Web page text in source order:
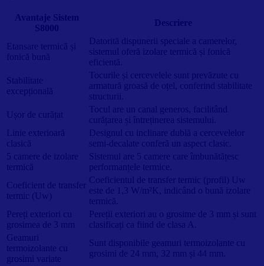
Avantaje Sistem
S8000
Descriere
Etansare termică și
fonică bună
Datorită dispunerii speciale a camerelor,
sistemul oferă izolare termică și fonică
eficientă.
Stabilitate
excepțională
Tocurile și cercevelele sunt prevăzute cu
armatură groasă de oțel, conferind stabilitate
structurii.
Ușor de curățat
Tocul are un canal generos, facilitând
curățarea și întreținerea sistemului.
Linie exterioară
clasică
Designul cu inclinare dublă a cercevelelor
semi-decalate conferă un aspect clasic.
5 camere de izolare
termică
Sistemul are 5 camere care îmbunătățesc
performanțele termice.
Coeficient de transfer
termic (Uw)
Coeficientul de transfer termic (profil) Uw
este de 1,3 W/m²K, indicând o bună izolare
termică.
Pereți exteriori cu
grosimea de 3 mm
Pereții exteriori au o grosime de 3 mm și sunt
clasificați ca fiind de clasa A.
Geamuri
termoizolante cu
grosimi variate
Sunt disponibile geamuri termoizolante cu
grosimi de 24 mm, 32 mm și 44 mm.